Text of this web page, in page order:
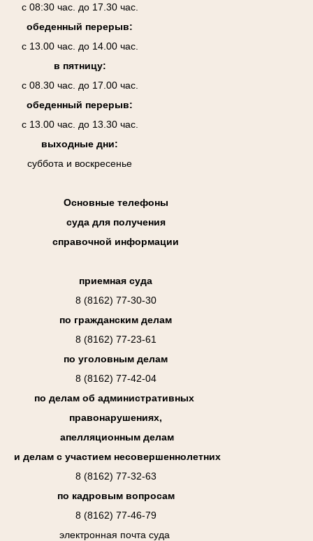
с 08:30 час. до 17.30 час.
обеденный перерыв:
с 13.00 час. до 14.00 час.
в пятницу:
с 08.30 час. до 17.00 час.
обеденный перерыв:
с 13.00 час. до 13.30 час.
выходные дни:
суббота и воскресенье
Основные телефоны
суда для получения
справочной информации
приемная суда
8 (8162) 77-30-30
по гражданским делам
8 (8162) 77-23-61
по уголовным делам
8 (8162) 77-42-04
по делам об административных
правонарушениях,
апелляционным делам
и делам с участием несовершеннолетних
8 (8162) 77-32-63
по кадровым вопросам
8 (8162) 77-46-79
электронная почта суда